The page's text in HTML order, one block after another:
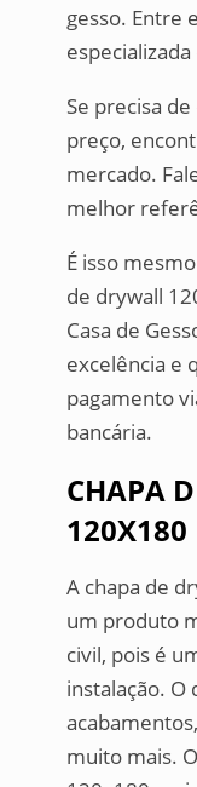
gesso. Entre
especializada
Se precisa
preço,
mercado.
melhor
É isso
de drywall
Casa de
excelência e
pagamento
bancária.
CHAPA
120X180
A chapa de
um produto
civil, pois é
instalação. O
muito mais.